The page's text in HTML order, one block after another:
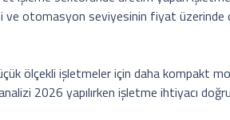
ve otomasyon seviyesinin fiyat
ölçekli işletmeler için daha kompakt
2026 yapılırken işletme ihtiyacı